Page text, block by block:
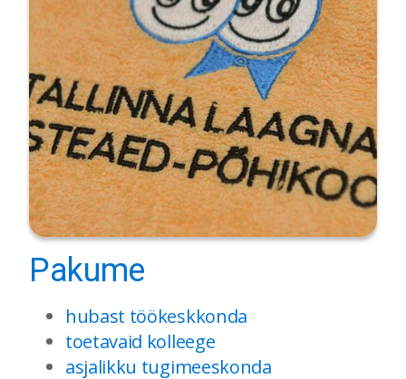
Pakume
hubast töökeskkonda
toetavaid kolleege
asjalikku tugimeeskonda